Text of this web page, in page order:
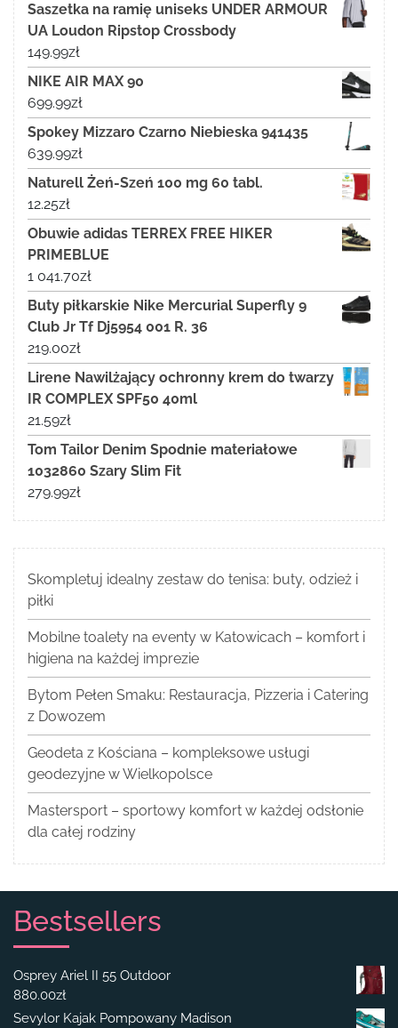
Saszetka na ramię uniseks UNDER ARMOUR
UA Loudon Ripstop Crossbody
149.99zł
NIKE AIR MAX 90
699.99zł
Spokey Mizzaro Czarno Niebieska 941435
639.99zł
Naturell Żeń-Szeń 100 mg 60 tabl.
12.25zł
Obuwie adidas TERREX FREE HIKER
PRIMEBLUE
1 041.70zł
Buty piłkarskie Nike Mercurial Superfly 9
Club Jr Tf Dj5954 001 R. 36
219.00zł
Lirene Nawilżający ochronny krem do twarzy
IR COMPLEX SPF50 40ml
21.59zł
Tom Tailor Denim Spodnie materiałowe
1032860 Szary Slim Fit
279.99zł
Skompletuj idealny zestaw do tenisa: buty, odzież i
piłki
Mobilne toalety na eventy w Katowicach – komfort i
higiena na każdej imprezie
Bytom Pełen Smaku: Restauracja, Pizzeria i Catering
z Dowozem
Geodeta z Kościana – kompleksowe usługi
geodezyjne w Wielkopolsce
Mastersport – sportowy komfort w każdej odsłonie
dla całej rodziny
Bestsellers
Osprey Ariel II 55 Outdoor
880.00zł
Sevylor Kajak Pompowany Madison